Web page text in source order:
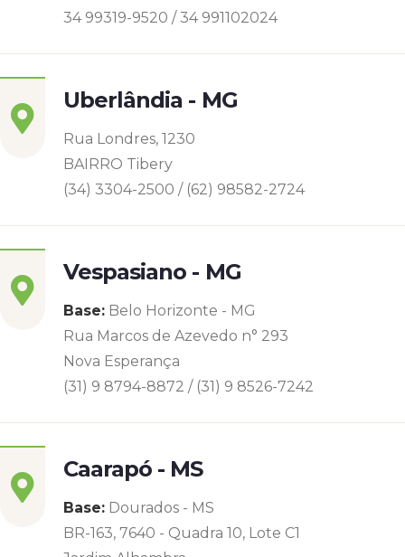
34 99319-9520 / 34 991102024
Uberlândia - MG
Rua Londres, 1230
BAIRRO Tibery
(34) 3304-2500 / (62) 98582-2724
Vespasiano - MG
Base: Belo Horizonte - MG
Rua Marcos de Azevedo n° 293
Nova Esperança
(31) 9 8794-8872 / (31) 9 8526-7242
Caarapó - MS
Base: Dourados - MS
BR-163, 7640 - Quadra 10, Lote C1